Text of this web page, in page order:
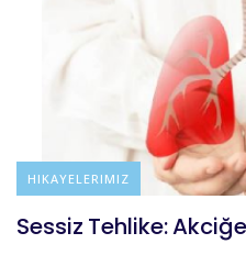
BLOG
HIKAYELERIMIZ
Sessiz Tehlike: